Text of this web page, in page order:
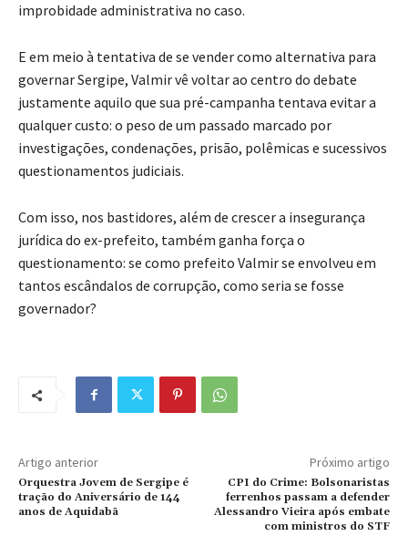
improbidade administrativa no caso.
E em meio à tentativa de se vender como alternativa para
governar Sergipe, Valmir vê voltar ao centro do debate
justamente aquilo que sua pré-campanha tentava evitar a
qualquer custo: o peso de um passado marcado por
investigações, condenações, prisão, polêmicas e sucessivos
questionamentos judiciais.
Com isso, nos bastidores, além de crescer a insegurança
jurídica do ex-prefeito, também ganha força o
questionamento: se como prefeito Valmir se envolveu em
tantos escândalos de corrupção, como seria se fosse
governador?
Artigo anterior
Orquestra Jovem de Sergipe é
tração do Aniversário de 144
anos de Aquidabã
Próximo artigo
CPI do Crime: Bolsonaristas
ferrenhos passam a defender
Alessandro Vieira após embate
com ministros do STF